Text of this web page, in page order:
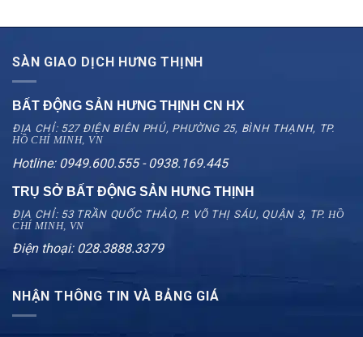
SÀN GIAO DỊCH HƯNG THỊNH
BẤT ĐỘNG SẢN HƯNG THỊNH CN HX
ĐỊA CHỈ: 527 ĐIỆN BIÊN PHỦ, PHƯỜNG 25, BÌNH THẠNH, TP.
HỒ CHÍ MINH, VN
Hotline: 0949.600.555 - 0938.169.445
TRỤ SỞ BẤT ĐỘNG SẢN HƯNG THỊNH
ĐỊA CHỈ: 53 TRẦN QUỐC THẢO, P. VÕ THỊ SÁU, QUẬN 3, TP. HỒ
CHÍ MINH, VN
Điện thoại: 028.3888.3379
NHẬN THÔNG TIN VÀ BẢNG GIÁ